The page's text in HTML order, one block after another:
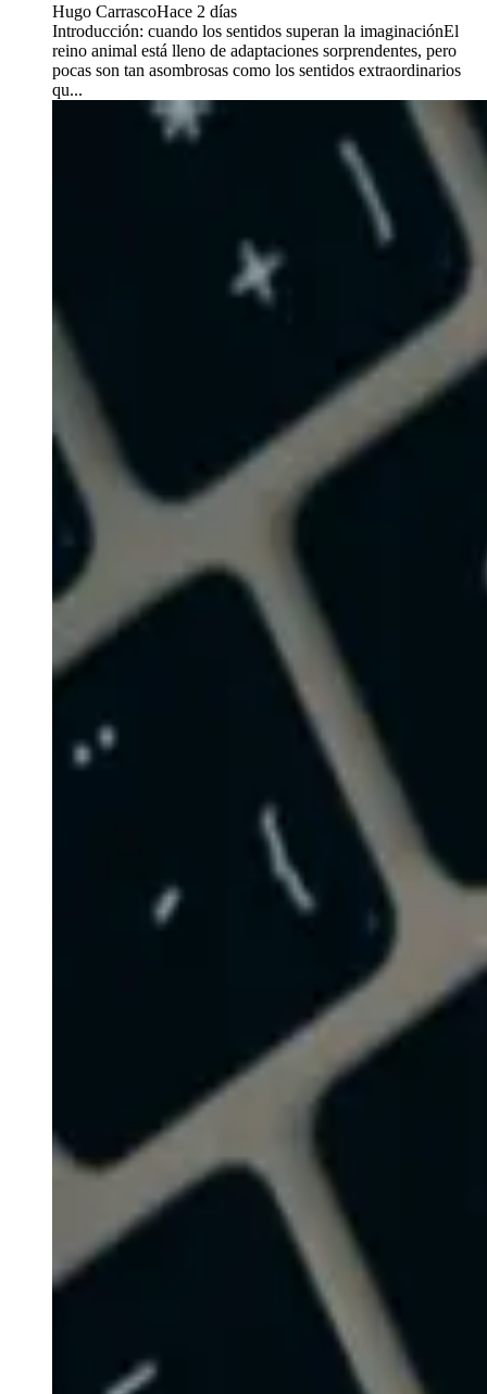
Hugo CarrascoHace 2 días
Introducción: cuando los sentidos superan la imaginaciónEl
reino animal está lleno de adaptaciones sorprendentes, pero
pocas son tan asombrosas como los sentidos extraordinarios
qu...